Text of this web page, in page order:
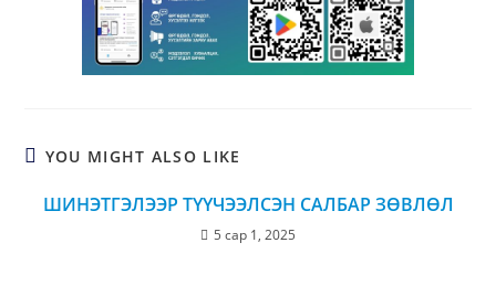
YOU MIGHT ALSO LIKE
ШИНЭТГЭЛЭЭР ТҮҮЧЭЭЛСЭН САЛБАР ЗӨВЛӨЛ
5 сар 1, 2025